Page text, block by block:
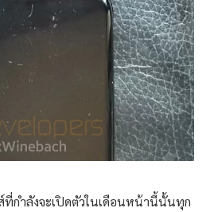
ที่กำลังจะเปิดตัวในเดือนหน้านี้นั้นทุก